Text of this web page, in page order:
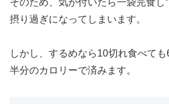
摂り過ぎになってしまいます。
しかし、するめなら10切れ食べて
半分のカロリーで済みます。